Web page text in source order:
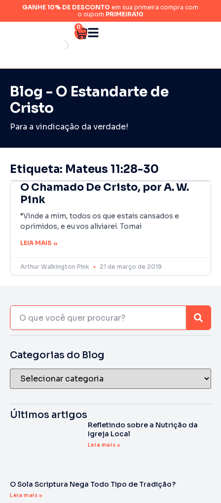
GANHE 10% DE DESCONTO em sua primeira compra com
o cupom PRIMEIRA10
0
Blog - O Estandarte de
Cristo
Para a vindicação da verdade!
Etiqueta: Mateus 11:28-30
O Chamado De Cristo, por A. W.
Pink
“Vinde a mim, todos os que estais cansados e
oprimidos, e eu vos aliviarei. Tomai
LEIA MAIS »
Arthur Walkington Pink 21 de março de 2019
Categorias do Blog
Últimos artigos
Refletindo sobre a Nutrição da
Igreja Local
Leia mais »
O Sola Scriptura Nega Todo Tipo de Tradição?
Leia mais »